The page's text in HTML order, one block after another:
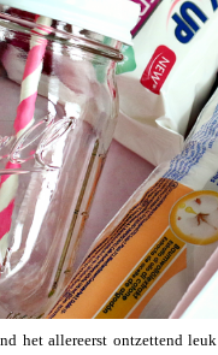
het allereerst ontzettend